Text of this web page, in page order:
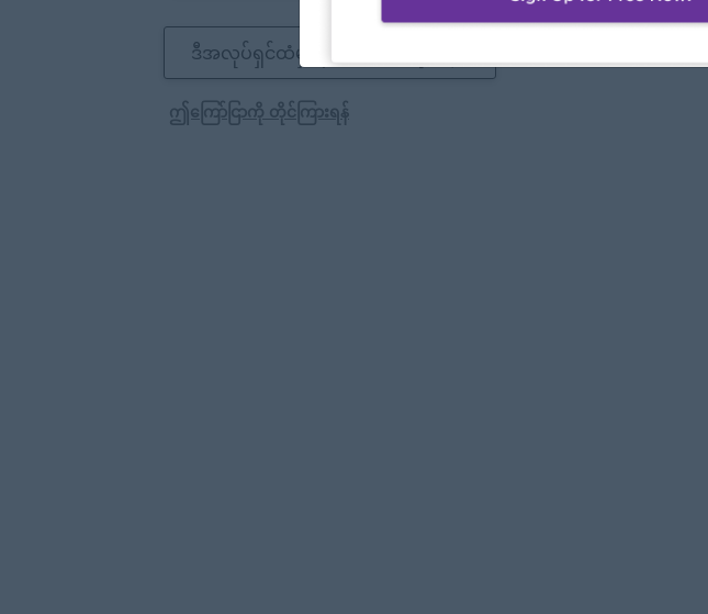
ဒီအလုပ်ရှင်ထံမှနောက်ထပ်အလုပ်များ
ဤကြော်ငြာကို တိုင်ကြားရန်